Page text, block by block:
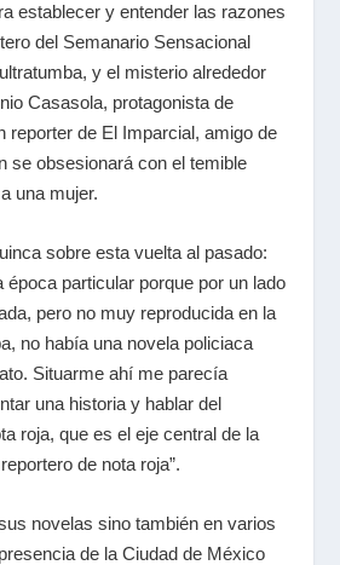
establecer y entender las razones
del Semanario Sensacional
y el misterio alrededor
Casasola, protagonista de
reporter de El Imparcial, amigo de
se obsesionará con el temible
una mujer.
sobre esta vuelta al pasado:
época particular porque por un lado
pero no muy reproducida en la
no había una novela policiaca
Situarme ahí me parecía
una historia y hablar del
roja, que es el eje central de la
de nota roja”.
novelas sino también en varios
de la Ciudad de México